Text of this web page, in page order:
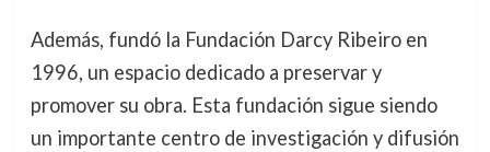
Además, fundó la Fundación Darcy Ribeiro en
1996, un espacio dedicado a preservar y
promover su obra. Esta fundación sigue siendo
un importante centro de investigación y difusión